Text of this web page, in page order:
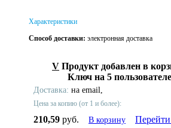
Характеристики
Способ доставки: электронная доставка
V Продукт добавлен в
Ключ на 5
Доставка: на email,
Цена за копию (от 1 и более):
210,59 руб. В корзину